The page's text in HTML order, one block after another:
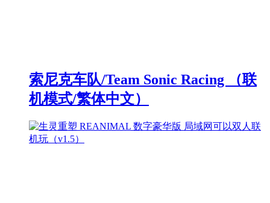
索尼克车队/Team Sonic Racing （联
机模式/繁体中文）